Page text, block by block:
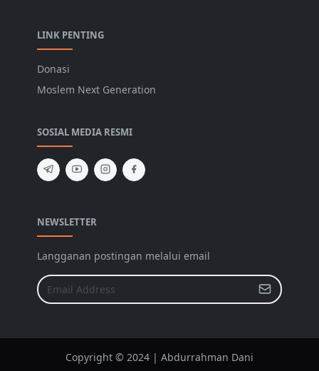
LINK PENTING
Donasi
Moslem Next Generation
SOSIAL MEDIA RESMI
NEWSLETTER
Langganan postingan melalui email
Copyright © 2024 | Abdurrahman Dani